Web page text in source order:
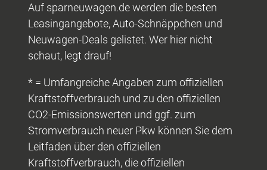
Auf sparneuwagen.de werden die besten
Leasingangebote, Auto-Schnäppchen und
Neuwagen-Deals gelistet. Wer hier nicht
schaut, legt drauf!
* = Umfangreiche Angaben zum offiziellen
Kraftstoffverbrauch und zu den offiziellen
CO2-Emissionswerten und ggf. zum
Stromverbrauch neuer Pkw können Sie dem
Leitfaden über den offiziellen
Kraftstoffverbrauch, die offiziellen